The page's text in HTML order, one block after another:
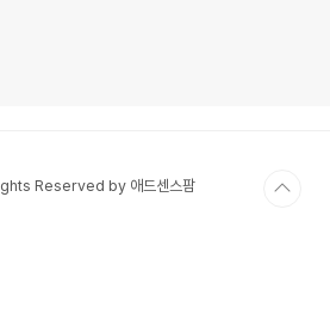
Reserved by 애드센스팜